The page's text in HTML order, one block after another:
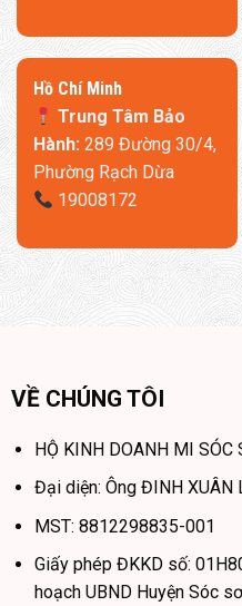
​Hồ Chí Minh
Trung Tâm Bảo
Hành:289 Đường 30/4,
Phường Rạch Dừa
19008172
VỀ CHÚNG TÔI
HỘ KINH DOANH MI SÓC
Đại diện: Ông ĐINH XUÂN
MST: 8812298835-001
Giấy phép ĐKKD số:
hoạch UBND Huyện Sóc